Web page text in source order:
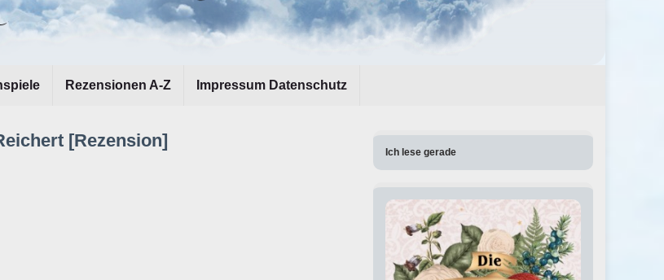
Rezensionen A-Z Impressum Datenschutz
[Rezension]
Ich lese gerade